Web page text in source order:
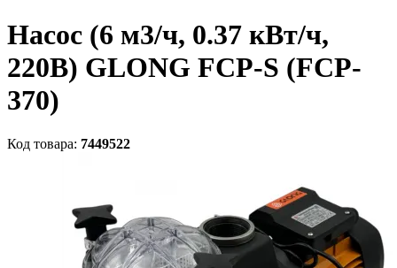
Насос (6 м3/ч, 0.37 кВт/ч,
220В) GLONG FCP-S (FCP-
370)
Код товара: 7449522